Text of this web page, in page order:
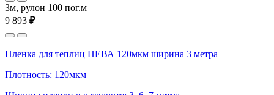
3м, рулон 100 пог.м
9 893 ₽
Пленка для теплиц НЕВА 120мкм ширина 3 метра
Плотность: 120мкм